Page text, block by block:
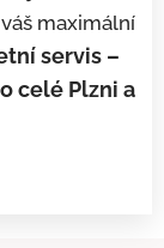
maximální
servis –
celé Plzni a